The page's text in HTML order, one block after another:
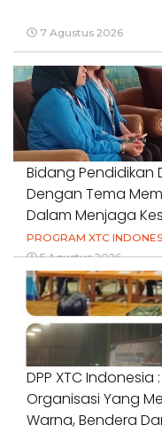
7 Agustus 2026
Bidang Pendidikan
Dengan Tema
Dalam Menjaga
PROGRAM XTC
5 Agustus 2026
DPP XTC Indonesia
Organisasi Yang
Warna, Bendera